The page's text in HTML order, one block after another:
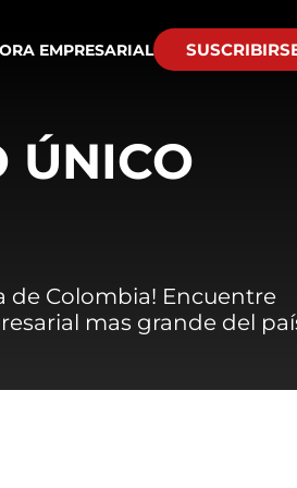
EMPRESARIAL
ÚNICO
de Colombia! Encuentre
mas grande del